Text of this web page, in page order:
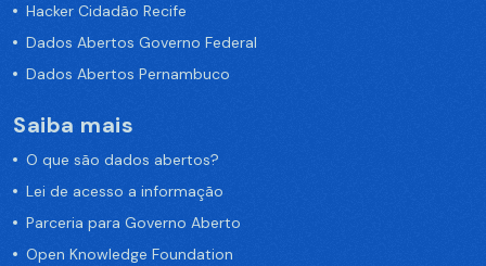
Hacker Cidadão Recife
Dados Abertos Governo Federal
Dados Abertos Pernambuco
Saiba mais
O que são dados abertos?
Lei de acesso a informação
Parceria para Governo Aberto
Open Knowledge Foundation